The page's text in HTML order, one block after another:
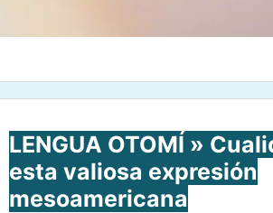
LENGUA OTOMÍ »
esta valiosa expresión
mesoamericana